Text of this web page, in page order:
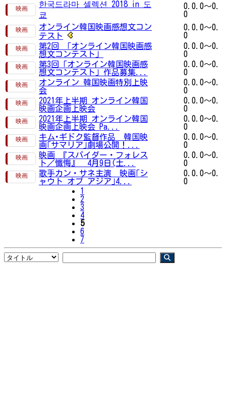
한국드라마 셀렉션 2018 in 도
쿄
0.0.0～0.
0
オンライン韓国映画感想文コン
テスト
0.0.0～0.
0
第2回 「オンライン韓国映画感
想文コンテスト」
0.0.0～0.
0
第3回「オンライン韓国映画感
想文コンテスト」作品募集...
0.0.0～0.
0
オンライン 韓国映画特別上映
会
0.0.0～0.
0
2021年上半期 オンライン韓国
映画企画上映会
0.0.0～0.
0
2021年上半期 オンライン韓国
映画企画上映会 Pa...
0.0.0～0.
0
キム･ギドク監督作品 韓国映
画｢サマリア｣劇場公開！...
0.0.0～0.
0
映画 『スパイダー・フォレス
ト／懺悔』 4月9日(土...
0.0.0～0.
0
歌手カン・サネ主演 映画｢シ
ャウト オブ アジア｣4...
0.0.0～0.
0
1
2
3
4
5
6
7